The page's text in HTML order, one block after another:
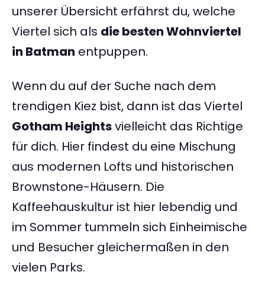
unserer Übersicht erfährst du, welche
Viertel sich als die besten Wohnviertel
in Batman entpuppen.
Wenn du auf der Suche nach dem
trendigen Kiez bist, dann ist das Viertel
Gotham Heightsvielleicht das Richtige
für dich. Hier findest du eine Mischung
aus modernen Lofts und historischen
Brownstone-Häusern. Die
Kaffeehauskultur ist hier lebendig und
im Sommer tummeln sich Einheimische
und Besucher gleichermaßen in den
vielen Parks.